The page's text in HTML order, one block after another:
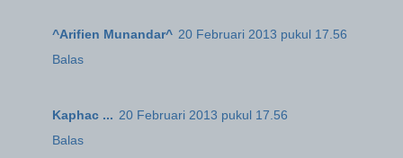
^Arifien Munandar^ 20 Februari 2013 pukul 17.56
Balas
Kaphac ... 20 Februari 2013 pukul 17.56
Balas